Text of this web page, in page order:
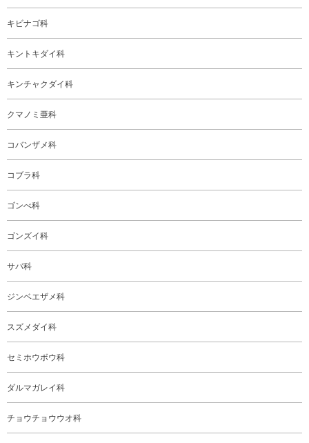
キビナゴ科
キントキダイ科
キンチャクダイ科
クマノミ亜科
コバンザメ科
コブラ科
ゴンべ科
ゴンズイ科
サバ科
ジンベエザメ科
スズメダイ科
セミホウボウ科
ダルマガレイ科
チョウチョウウオ科